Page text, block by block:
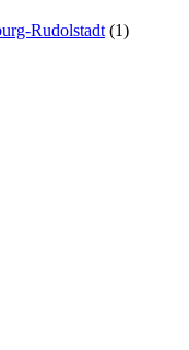
Rudolstadt(1)